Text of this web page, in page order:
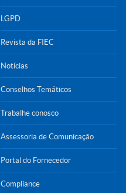
LGPD
Revista da FIEC
Notícias
Conselhos Temáticos
Trabalhe conosco
Assessoria de Comunicação
Portal do Fornecedor
Compliance